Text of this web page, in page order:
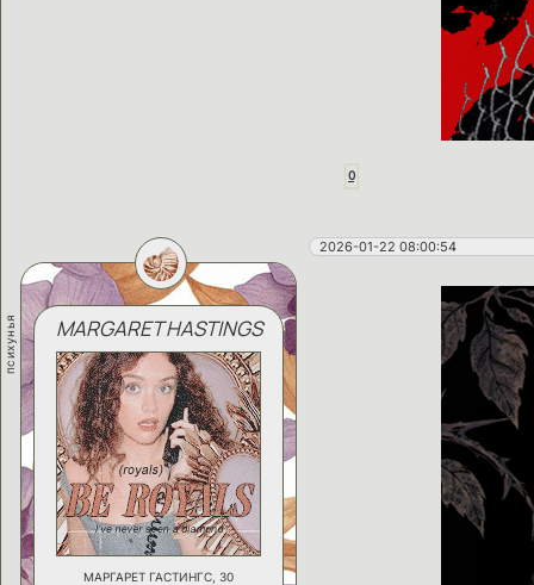
0
2026-01-22 08:00:54
психунья MARGARET HASTINGS
МАРГАРЕТ ГАСТИНГС, 30